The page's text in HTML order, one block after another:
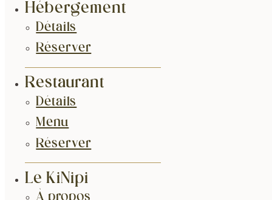
Hébergement
Détails
Réserver
Restaurant
Détails
Menu
Réserver
Le KiNipi